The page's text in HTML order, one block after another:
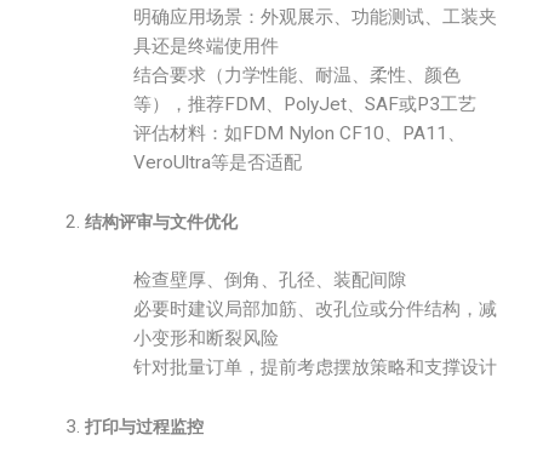
明确应用场景：外观展示、功能测试、工装夹
具还是终端使用件
结合要求（力学性能、耐温、柔性、颜色
等），推荐FDM、PolyJet、SAF或P3工艺
评估材料：如FDM Nylon CF10、PA11、
VeroUltra等是否适配
结构评审与文件优化
检查壁厚、倒角、孔径、装配间隙
必要时建议局部加筋、改孔位或分件结构，减
小变形和断裂风险
针对批量订单，提前考虑摆放策略和支撑设计
打印与过程监控